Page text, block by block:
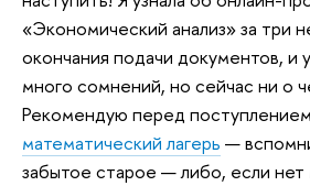
«Экономический анализ» за три
окончания подачи документов, и
много сомнений, но сейчас ни о
Рекомендую перед
математический лагерь —
забытое старое — либо, если нет